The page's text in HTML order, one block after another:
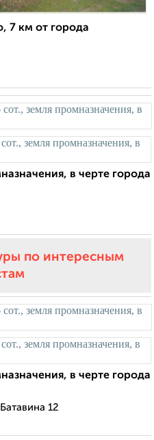
7 км от города
в черте города
по интересным
в черте города
12